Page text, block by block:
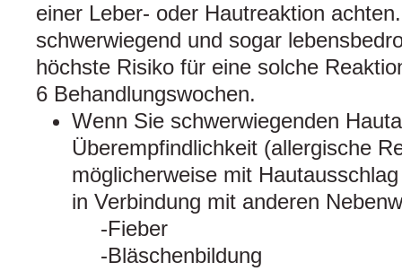
einer Leber- oder Hautreaktion
schwerwiegend und sogar
höchste Risiko für eine solche
6 Behandlungswochen.
Wenn Sie schwerwiegenden
Überempfindlichkeit (allergische
möglicherweise mit
in Verbindung mit anderen
Fieber
Bläschenbildung